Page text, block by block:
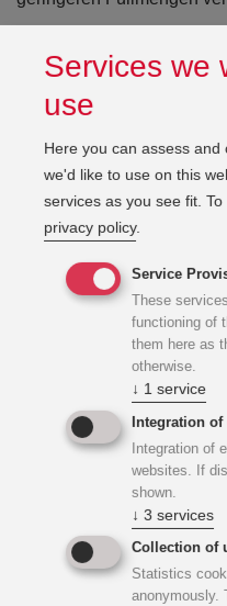
Lüftung (Entfeuchtung),
Konsens und den
entsprechen, wurden
effizienter
Geräte müssen nahezu
einbringen sodass eine
Hierfür wurde ein
verbrauchswerte erzielt.
einem Feststoff sorbenten
Services we
use
Here you can assess
we'd like to use on this
services as you see fit.
privacy policy.
Service
These
functioning of
them here as
otherwise.
↓ 1 service
Integration
Integration of
websites. If
shown.
↓ 3 services
Collection of
Statistics
anonymously.